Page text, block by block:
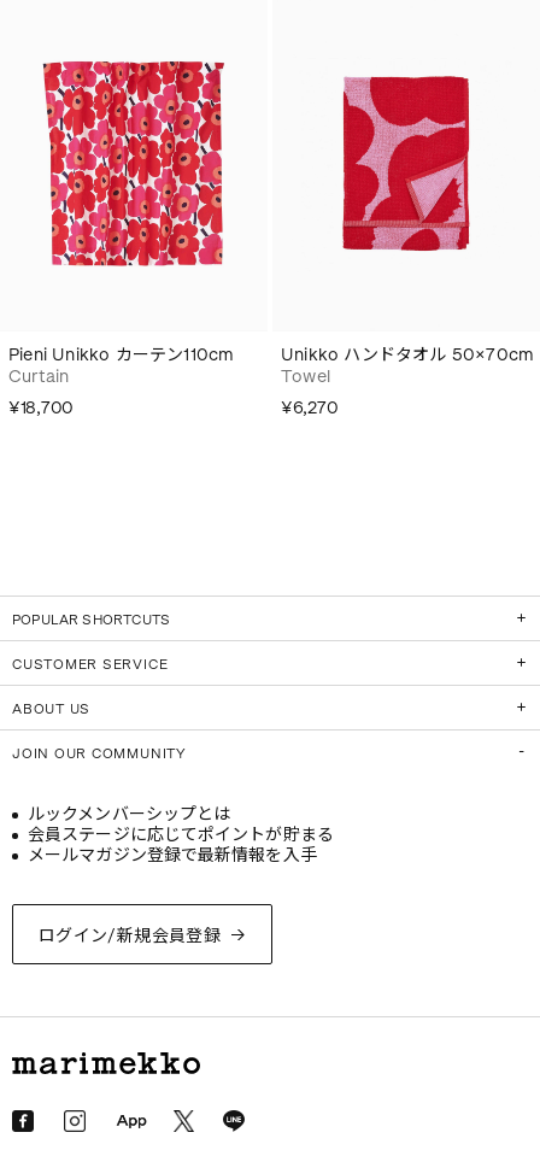
Pieni Unikko カーテン110cm
Curtain
¥18,700
Unikko ハンドタオル 50×70cm
Towel
¥6,270
POPULAR SHORTCUTS
CUSTOMER SERVICE
ABOUT US
JOIN OUR COMMUNITY
ログイン/新規会員登録
ルックメンバーシップとは
会員ステージに応じてポイントが貯まる
メールマガジン登録で最新情報を入手